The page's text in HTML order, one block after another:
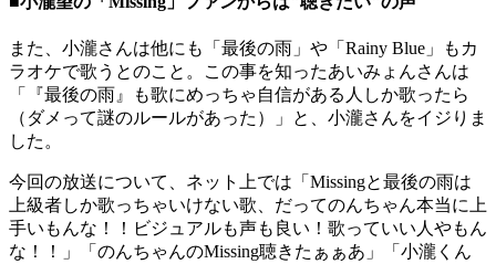
また、小瀧さんは他にも「最後の雨」や「Rainy Blue」もカ
ラオケで歌うとのこと。この事を知ったあいみょんさんは
「『最後の雨』も歌にめっちゃ自信がある人しか歌ったら
（ダメって謎のルールがあった）」と、小瀧さんをイジりま
した。
今回の放送について、ネット上では「Missingと最後の雨は
上級者しか歌っちゃいけない歌、だってのんちゃん本当に上
手いもんな！！ビジュアルも声も良い！歌っていい人やもん
な！！」「のんちゃんのMissing聴きたぁぁあ」「小瀧くん